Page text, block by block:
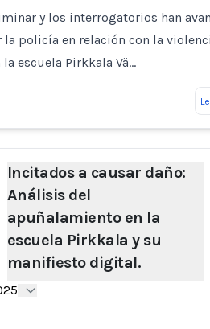
y los interrogatorios han
policía en relación con la
escuela Pirkkala Vä…
Incitados a causar daño:
Análisis del
apuñalamiento en la
escuela Pirkkala y su
manifiesto digital.